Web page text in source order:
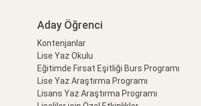
Aday Öğrenci
Kontenjanlar
Lise Yaz Okulu
Eğitimde Fırsat Eşitliği Burs Programı
Lise Yaz Araştırma Programı
Lisans Yaz Araştırma Programı